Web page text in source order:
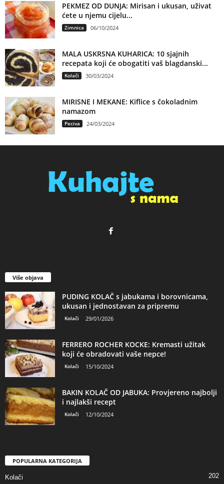
PEKMEZ OD DUNJA: Mirisan i ukusan, uživat
ćete u njemu cijelu...
Zimnica 06/10/2024
MALA USKRSNA KUHARICA: 10 sjajnih
recepata koji će obogatiti vaš blagdanski...
Kolači 30/03/2024
MIRISNE I MEKANE: Kiflice s čokoladnim
namazom
Peciva 24/03/2024
Više objava
PUDING KOLAČ s jabukama i borovnicama,
ukusan i jednostavan za pripremu
Kolači 29/01/2026
FERRERO ROCHER KOCKE: Kremasti užitak
koji će obradovati vaše nepce!
Kolači 15/10/2024
BAKIN KOLAČ OD JABUKA: Provjereno najbolji
i najlakši recept
Kolači 12/10/2024
POPULARNA KATEGORIJA
Kolači 202